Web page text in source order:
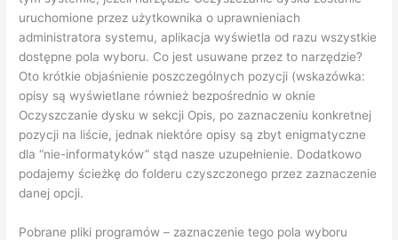
uruchomione przez użytkownika o uprawnieniach
administratora systemu, aplikacja wyświetla od razu wszystkie
dostępne pola wyboru. Co jest usuwane przez to narzędzie?
Oto krótkie objaśnienie poszczególnych pozycji (wskazówka:
opisy są wyświetlane również bezpośrednio w oknie
Oczyszczanie dysku w sekcji Opis, po zaznaczeniu konkretnej
pozycji na liście, jednak niektóre opisy są zbyt enigmatyczne
dla “nie-informatyków” stąd nasze uzupełnienie. Dodatkowo
podajemy ścieżkę do folderu czyszczonego przez zaznaczenie
danej opcji.
Pobrane pliki programów – zaznaczenie tego pola wyboru